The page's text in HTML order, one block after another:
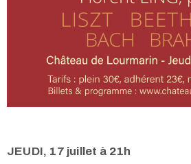
JEUDI, 17 juillet à 21h